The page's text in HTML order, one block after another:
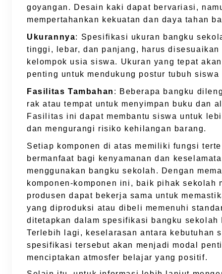
goyangan. Desain kaki dapat bervariasi,
mempertahankan kekuatan dan daya tahan
Ukurannya: Spesifikasi ukuran bangku
tinggi, lebar, dan panjang, harus disesuaikan
kelompok usia siswa. Ukuran yang tepat
penting untuk mendukung postur tubuh
Fasilitas Tambahan : Beberapa bangku
rak atau tempat untuk menyimpan buku dan
Fasilitas ini dapat membantu siswa untuk
dan mengurangi risiko kehilangan barang.
Setiap komponen di atas memiliki fungsi
bermanfaat bagi kenyamanan dan
menggunakan bangku sekolah. Dengan
komponen-komponen ini, baik pihak sekolah
produsen dapat bekerja sama untuk
yang diproduksi atau dibeli memenuhi
ditetapkan dalam spesifikasi bangku sekolah
Terlebih lagi, keselarasan antara kebutuhan
spesifikasi tersebut akan menjadi modal
menciptakan atmosfer belajar yang positif.